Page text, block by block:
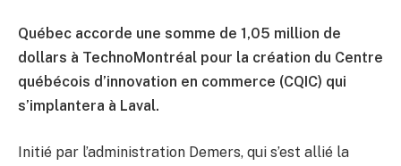
Québec accorde une somme de 1,05 million de
dollars à TechnoMontréal pour la création du Centre
québécois d’innovation en commerce (CQIC) qui
s’implantera à Laval.
Initié par l’administration Demers, qui s’est allié la